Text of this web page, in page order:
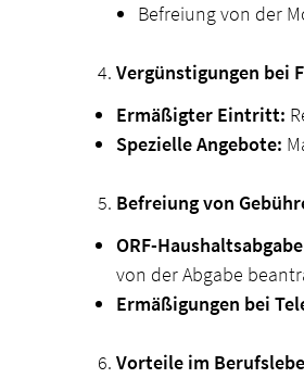
Befreiung von der
Vergünstigungen bei
Ermäßigter Eintritt:
Spezielle Angebote:
Befreiung von
ORF-
von der Abgabe
Ermäßigungen bei
Vorteile im